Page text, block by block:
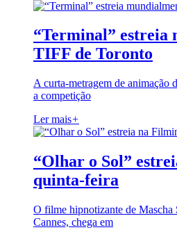
“Terminal” estreia
TIFF de Toronto
A curta-metragem de animação
a competição
Ler mais+
“Olhar o Sol”
quinta-feira
O filme hipnotizante de
Cannes, chega em